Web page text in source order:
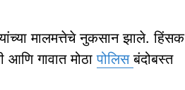
मालमत्तेचे नुकसान झाले. हिंसक
आणि गावात मोठापोलिसबंदोबस्त